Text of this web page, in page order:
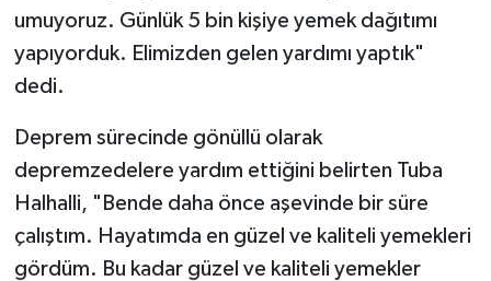
umuyoruz. Günlük 5 bin kişiye yemek dağıtımı
yapıyorduk. Elimizden gelen yardımı yaptık"
dedi.
Deprem sürecinde gönüllü olarak
depremzedelere yardım ettiğini belirten Tuba
Halhalli, "Bende daha önce aşevinde bir süre
çalıştım. Hayatımda en güzel ve kaliteli yemekleri
gördüm. Bu kadar güzel ve kaliteli yemekler